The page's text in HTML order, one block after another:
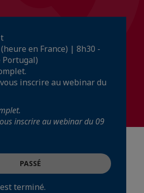
en France) | 8h30 -
Portugal)
inscrire au webinar du
inscrire au webinar du 09
PASSÉ
terminé.